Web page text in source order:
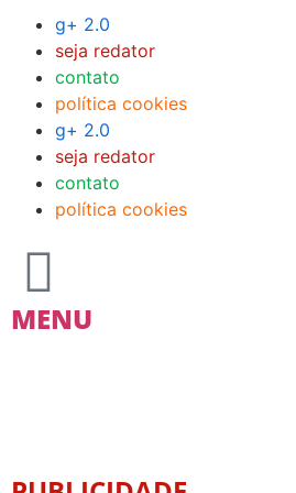
g+ 2.0
seja redator
contato
política cookies
g+ 2.0
seja redator
contato
política cookies
MENU